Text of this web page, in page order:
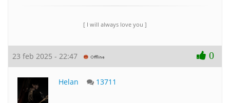
[ I will always love you ]
23 feb 2025 - 22:47 0
Helan 13711